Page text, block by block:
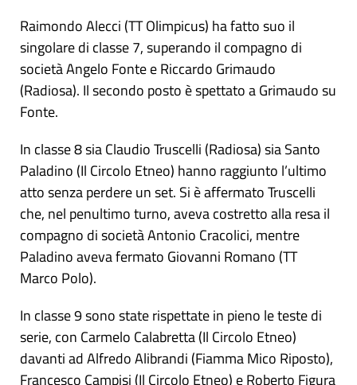
Raimondo Alecci (TT Olimpicus) ha fatto suo il
singolare di classe 7, superando il compagno di
società Angelo Fonte e Riccardo Grimaudo
(Radiosa). Il secondo posto è spettato a Grimaudo su
Fonte.
In classe 8 sia Claudio Truscelli (Radiosa) sia Santo
Paladino (Il Circolo Etneo) hanno raggiunto l’ultimo
atto senza perdere un set. Si è affermato Truscelli
che, nel penultimo turno, aveva costretto alla resa il
compagno di società Antonio Cracolici, mentre
Paladino aveva fermato Giovanni Romano (TT
Marco Polo).
In classe 9 sono state rispettate in pieno le teste di
serie, con Carmelo Calabretta (Il Circolo Etneo)
davanti ad Alfredo Alibrandi (Fiamma Mico Riposto),
Francesco Campisi (Il Circolo Etneo) e Roberto Figura